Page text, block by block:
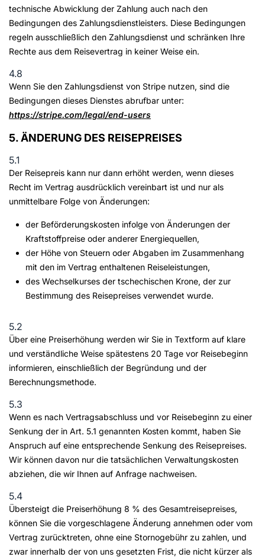
technische Abwicklung der Zahlung auch nach den
Bedingungen des Zahlungsdienstleisters. Diese Bedingungen
regeln ausschließlich den Zahlungsdienst und schränken Ihre
Rechte aus dem Reisevertrag in keiner Weise ein.
4.8
Wenn Sie den Zahlungsdienst von Stripe nutzen, sind die
Bedingungen dieses Dienstes abrufbar unter:
https://stripe.com/legal/end-users
5. ÄNDERUNG DES REISEPREISES
5.1
Der Reisepreis kann nur dann erhöht werden, wenn dieses
Recht im Vertrag ausdrücklich vereinbart ist und nur als
unmittelbare Folge von Änderungen:
der Beförderungskosten infolge von Änderungen der
Kraftstoffpreise oder anderer Energiequellen,
der Höhe von Steuern oder Abgaben im Zusammenhang
mit den im Vertrag enthaltenen Reiseleistungen,
des Wechselkurses der tschechischen Krone, der zur
Bestimmung des Reisepreises verwendet wurde.
5.2
Über eine Preiserhöhung werden wir Sie in Textform auf klare
und verständliche Weise spätestens 20 Tage vor Reisebeginn
informieren, einschließlich der Begründung und der
Berechnungsmethode.
5.3
Wenn es nach Vertragsabschluss und vor Reisebeginn zu einer
Senkung der in Art. 5.1 genannten Kosten kommt, haben Sie
Anspruch auf eine entsprechende Senkung des Reisepreises.
Wir können davon nur die tatsächlichen Verwaltungskosten
abziehen, die wir Ihnen auf Anfrage nachweisen.
5.4
Übersteigt die Preiserhöhung 8 % des Gesamtreisepreises,
können Sie die vorgeschlagene Änderung annehmen oder vom
Vertrag zurücktreten, ohne eine Stornogebühr zu zahlen, und
zwar innerhalb der von uns gesetzten Frist, die nicht kürzer als